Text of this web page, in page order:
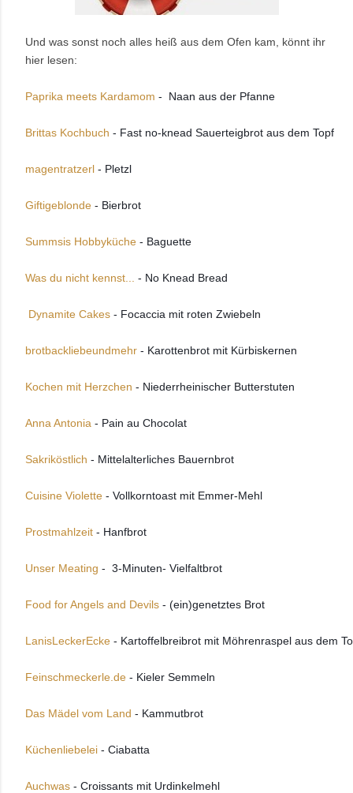
Und was sonst noch alles heiß aus dem Ofen kam, könnt ihr
hier lesen:
Paprika meets Kardamom -  Naan aus der Pfanne
Brittas Kochbuch - Fast no-knead Sauerteigbrot aus dem Topf
magentratzerl - Pletzl
Giftigeblonde - Bierbrot
Summsis Hobbyküche - Baguette
Was du nicht kennst... - No Knead Bread
Dynamite Cakes - Focaccia mit roten Zwiebeln
brotbackliebeundmehr - Karottenbrot mit Kürbiskernen
Kochen mit Herzchen - Niederrheinischer Butterstuten
Anna Antonia - Pain au Chocolat
Sakriköstlich - Mittelalterliches Bauernbrot
Cuisine Violette - Vollkorntoast mit Emmer-Mehl
Prostmahlzeit - Hanfbrot
Unser Meating -  3-Minuten- Vielfaltbrot
Food for Angels and Devils - (ein)genetztes Brot
LanisLeckerEcke - Kartoffelbreibrot mit Möhrenraspel aus dem
Feinschmeckerle.de - Kieler Semmeln
Das Mädel vom Land - Kammutbrot
Küchenliebelei - Ciabatta
Auchwas - Croissants mit Urdinkelmehl